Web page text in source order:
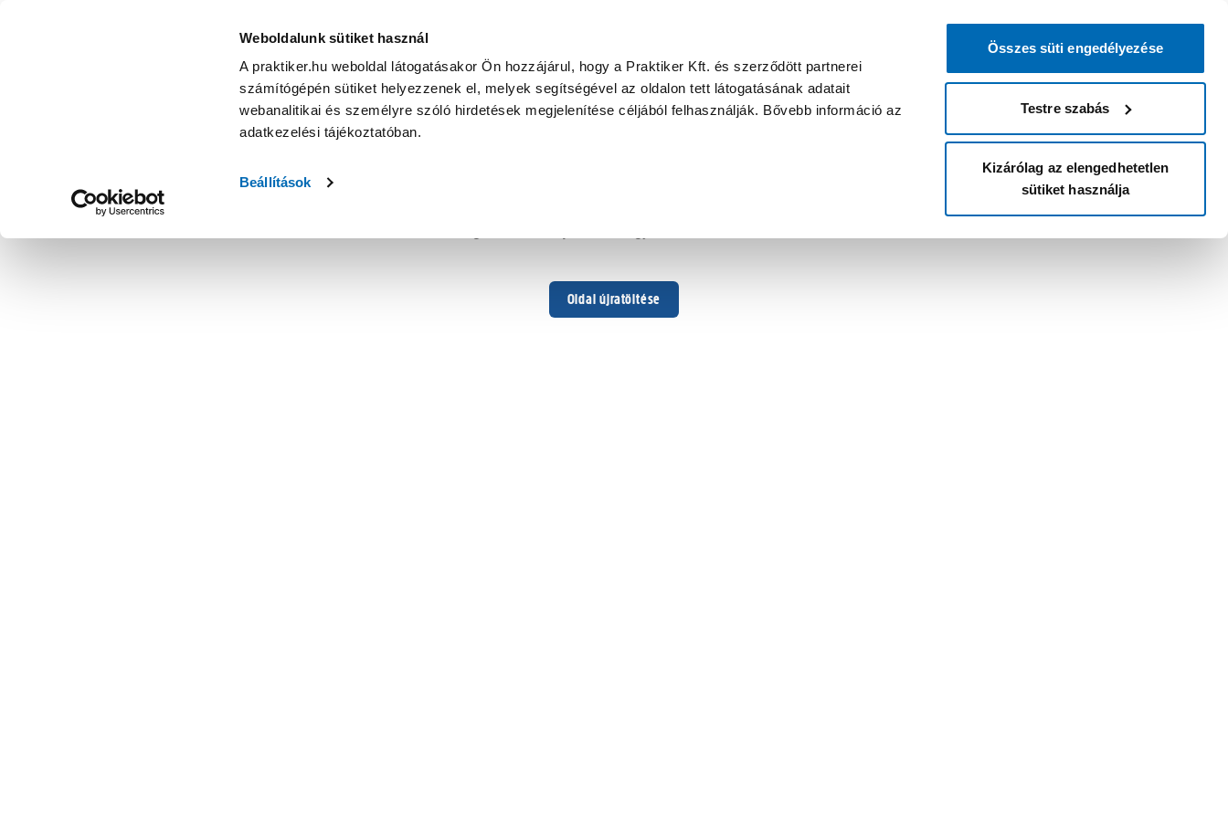
Weboldalunk sütiket használ
A praktiker.hu weboldal látogatásakor Ön hozzájárul, hogy a Praktiker Kft. és szerződött partnerei
számítógépén sütiket helyezzenek el, melyek segítségével az oldalon tett látogatásának adatait
webanalitikai és személyre szóló hirdetések megjelenítése céljából felhasználják. Bővebb információ az
adatkezelési tájékoztatóban.
Beállítások
Összes süti engedélyezése
Testre szabás
Kizárólag az elengedhetetlen
sütiket használja
Oldal újratöltése